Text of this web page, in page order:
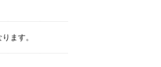
ます。